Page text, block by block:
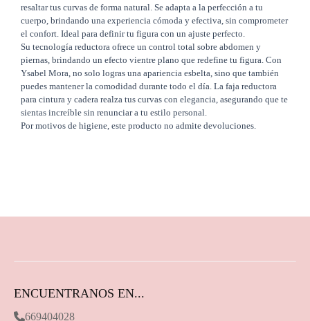
resaltar tus curvas de forma natural. Se adapta a la perfección a tu
cuerpo, brindando una experiencia cómoda y efectiva, sin comprometer
el confort. Ideal para definir tu figura con un ajuste perfecto.
Su tecnología reductora ofrece un control total sobre abdomen y
piernas, brindando un efecto vientre plano que redefine tu figura. Con
Ysabel Mora, no solo logras una apariencia esbelta, sino que también
puedes mantener la comodidad durante todo el día. La faja reductora
para cintura y cadera realza tus curvas con elegancia, asegurando que te
sientas increíble sin renunciar a tu estilo personal.
Por motivos de higiene, este producto no admite devoluciones.
ENCUENTRANOS EN...
669404028